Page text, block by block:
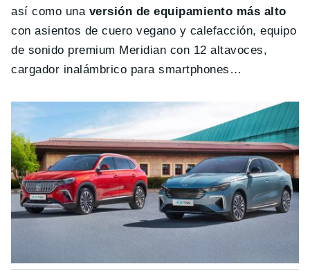
así como una versión de equipamiento más alto
con asientos de cuero vegano y calefacción, equipo
de sonido premium Meridian con 12 altavoces,
cargador inalámbrico para smartphones…